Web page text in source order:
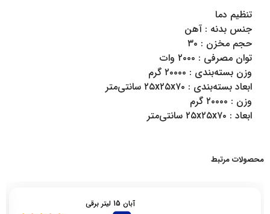
تنظیم دما
جنس بدنه : آهن
حجم مخزن : ۳۰
توان مصرفی : ۲۰۰۰ وات
وزن بسته‌بندی : ۲۰۰۰۰ گرم
ابعاد بسته‌بندی : ۲۵x۲۵x۷۰ سانتی‌متر
وزن : ۲۰۰۰۰ گرم
ابعاد : ۲۵x۲۵x۷۰ سانتی‌متر
محصولات مرتبط
آبان 15 لیتر برقی